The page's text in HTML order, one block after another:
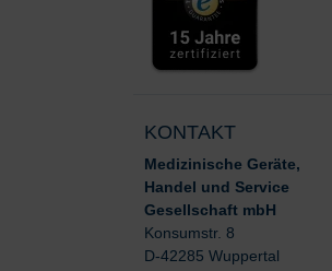
KONTAKT
Medizinische Geräte,
Handel und Service
Gesellschaft mbH
Konsumstr. 8
D-42285 Wuppertal